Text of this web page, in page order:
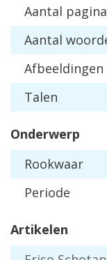
Aantal
Aantal
Afbeeldingen
Talen
Onderwerp
Rookwaar
Periode
Artikelen